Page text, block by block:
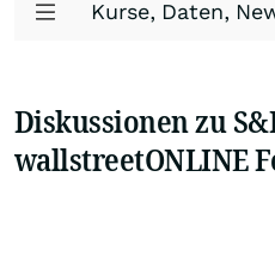
Kurse, Daten,
Diskussionen zu
wallstreetONLINE